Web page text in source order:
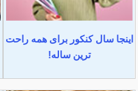
اینجا سال کنکور برای همه راحت
ترین ساله!